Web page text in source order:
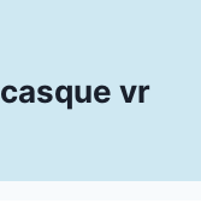
casque vr